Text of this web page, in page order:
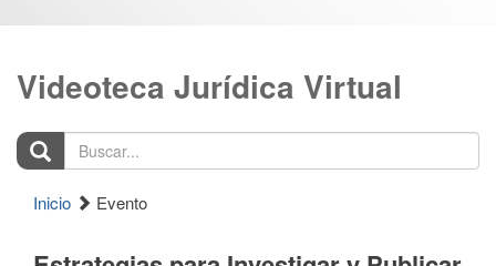
Videoteca Jurídica Virtual
Buscar...
Inicio Evento